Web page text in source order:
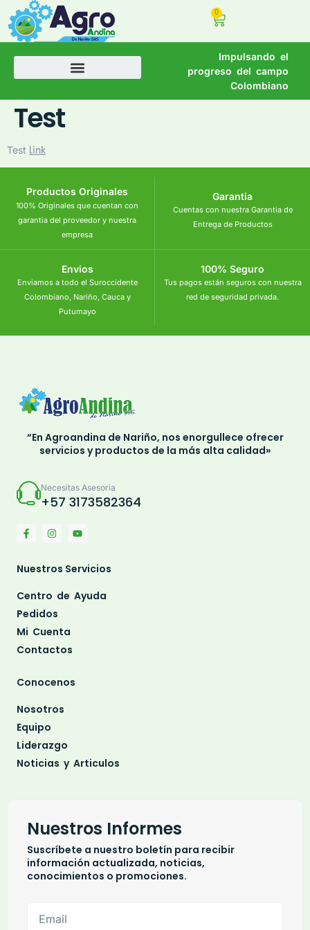
0
Impulsando el
progreso del campo
Colombiano
Test
Test link
Productos Originales
100% Originales que cuentan con
garantia del proveedor y nuestra
empresa
Garantia
Cuentas con nuestra Garantia de
Entrega de Productos
Envios
Enviamos a todo el Suroccidente
Colombiano, Nariño, Cauca y
Putumayo
100% Seguro
Tus pagos están seguros con nuestra
red de seguridad privada.
“En Agroandina de Nariño, nos enorgullece ofrecer
servicios y productos de la más alta calidad»
Necesitas Asesoria
+57 3173582364
Nuestros Servicios
Centro de Ayuda
Pedidos
Mi Cuenta
Contactos
Conocenos
Nosotros
Equipo
Liderazgo
Noticias y Articulos
Nuestros Informes
Suscríbete a nuestro boletín para recibir
información actualizada, noticias,
conocimientos o promociones.